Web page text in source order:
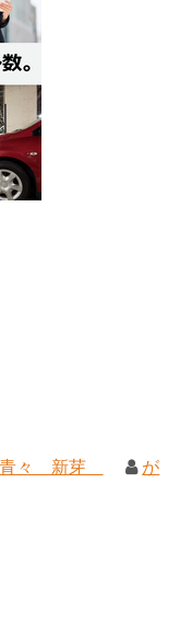
々 新芽
が